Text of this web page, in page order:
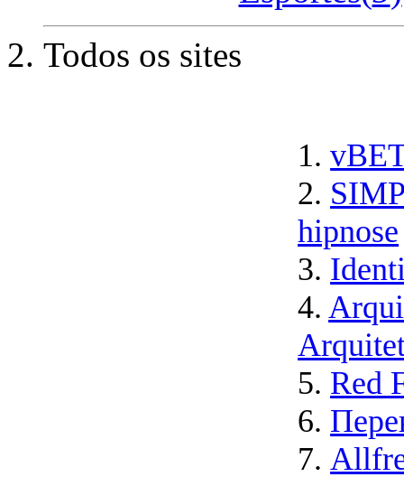
Todos os sites
1.
2.
hipnose
3.
4.
5. Red
6.
7.